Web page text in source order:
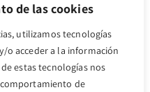
de las cookies
utilizamos tecnologías
o acceder a la información
estas tecnologías nos
de
, servimos las brochetas,
de salsa por encima y ya
Puedes usar otro tipo de
admiten todo tipo